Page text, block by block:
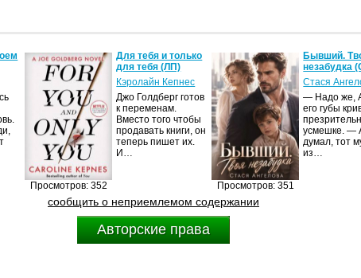
Просмотров: 352
Для тебя и только
для тебя (ЛП)
Кэролайн Кепнес
Джо Голдберг готов
к переменам.
Вместо того чтобы
продавать книги, он
теперь пишет их.
И…
Просмотров: 351
Бывший.
незабудка
Стася
— Надо же,
его губы
усмешке. —
думал, тот
из…
сообщить о неприемлемом содержании
Авторские права